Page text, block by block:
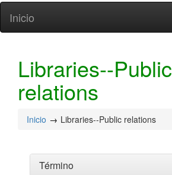
Inicio
Libraries--Public
relations
Inicio Libraries--Public relations
Término